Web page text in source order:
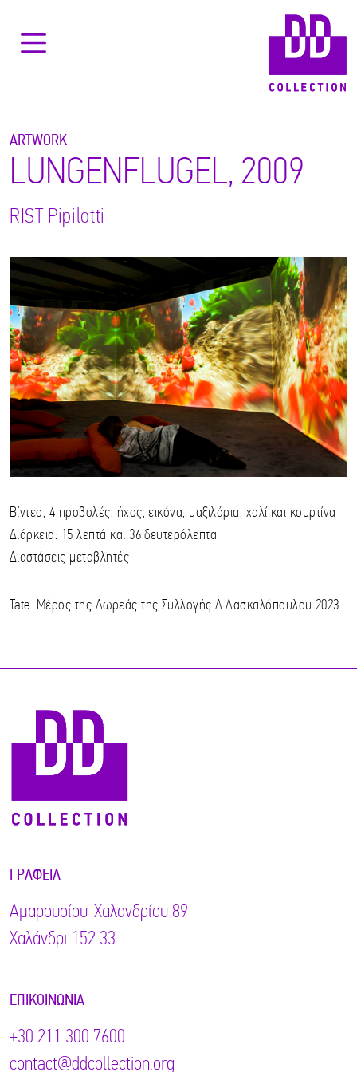
ARTWORK
LUNGENFLUGEL, 2009
RIST Pipilotti
Βίντεο, 4 προβολές, ήχος, εικόνα, μαξιλάρια, χαλί και κουρτίνα
Διάρκεια: 15 λεπτά και 36 δευτερόλεπτα
Διαστάσεις μεταβλητές
Tate. Μέρος της Δωρεάς της Συλλογής Δ.Δασκαλόπουλου 2023
ΓΡΑΦΕΊΑ
Αμαρουσίου-Χαλανδρίου 89
Χαλάνδρι 152 33
ΕΠΙΚΟΙΝΩΝΊΑ
+30 211 300 7600
contact@ddcollection.org